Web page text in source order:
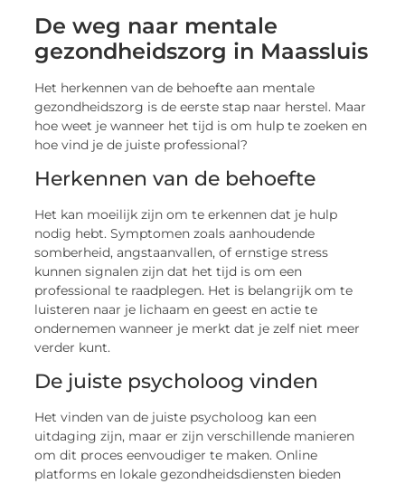
De weg naar mentale
gezondheidszorg in Maassluis
Het herkennen van de behoefte aan mentale
gezondheidszorg is de eerste stap naar herstel. Maar
hoe weet je wanneer het tijd is om hulp te zoeken en
hoe vind je de juiste professional?
Herkennen van de behoefte
Het kan moeilijk zijn om te erkennen dat je hulp
nodig hebt. Symptomen zoals aanhoudende
somberheid, angstaanvallen, of ernstige stress
kunnen signalen zijn dat het tijd is om een
professional te raadplegen. Het is belangrijk om te
luisteren naar je lichaam en geest en actie te
ondernemen wanneer je merkt dat je zelf niet meer
verder kunt.
De juiste psycholoog vinden
Het vinden van de juiste psycholoog kan een
uitdaging zijn, maar er zijn verschillende manieren
om dit proces eenvoudiger te maken. Online
platforms en lokale gezondheidsdiensten bieden